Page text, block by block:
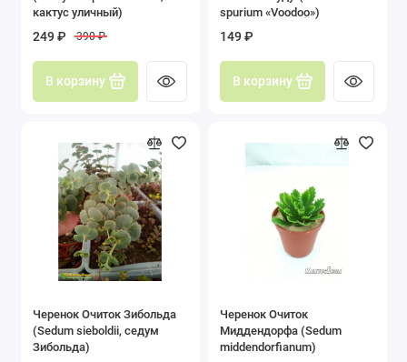
кактус уличный)
249 ₽ 390 ₽
В корзину
spurium «Voodoo»)
149 ₽
В корзину
Черенок Очиток Зибольда
(Sedum sieboldii, седум
Зибольда)
Черенок Очиток
Миддендорфа (Sedum
middendorfianum)